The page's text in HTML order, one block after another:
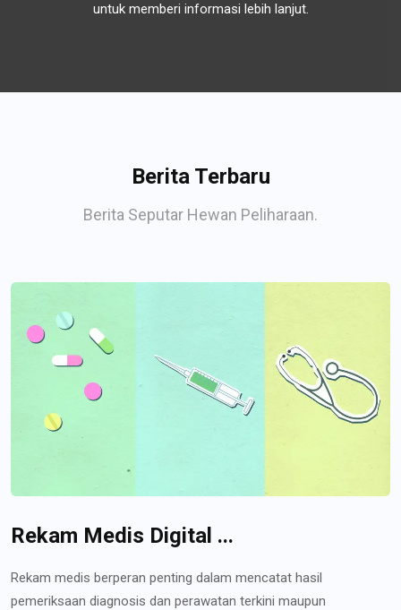
untuk memberi informasi lebih lanjut.
Berita Terbaru
Berita Seputar Hewan Peliharaan.
Rekam Medis Digital ...
Rekam medis berperan penting dalam mencatat hasil
pemeriksaan diagnosis dan perawatan terkini maupun